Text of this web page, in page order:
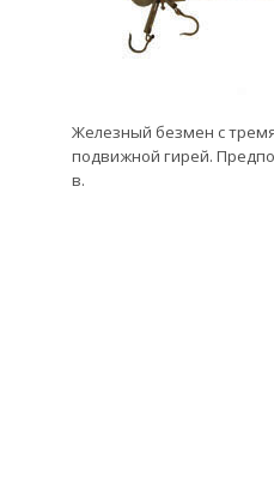
Железный безмен с
подвижной гирей.
в.